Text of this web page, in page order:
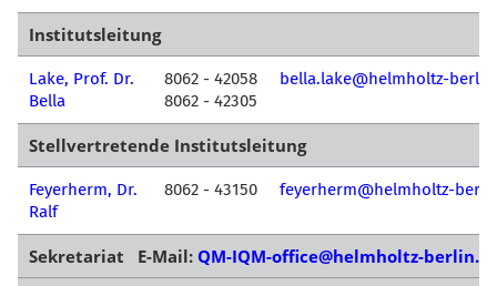
Institutsleitung
Lake, Prof. Dr.
Bella
8062 - 42058
8062 - 42305
bella.lake@helmholtz-
Stellvertretende Institutsleitung
Feyerherm, Dr.
Ralf
8062 - 43150 feyerherm@helmholtz-
Sekretariat E-Mail: QM-IQM-office@helmholtz-